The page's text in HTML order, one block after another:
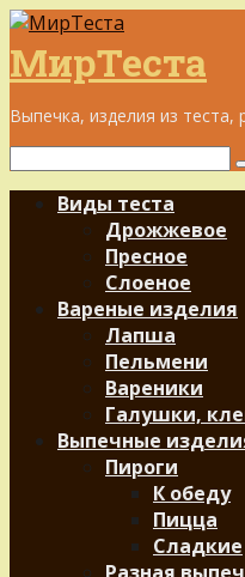
Перейти
к
контенту
МирТеста
Выпечка, изделия из теста,
Поиск:
Виды теста
Дрожжевое
Пресное
Слоеное
Вареные изделия
Лапша
Пельмени
Вареники
Галушки,
Выпечные
Пироги
К обеду
Пицца
Сладкие